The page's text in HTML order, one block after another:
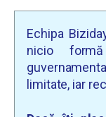
Echipa
nicio
limitate, iar